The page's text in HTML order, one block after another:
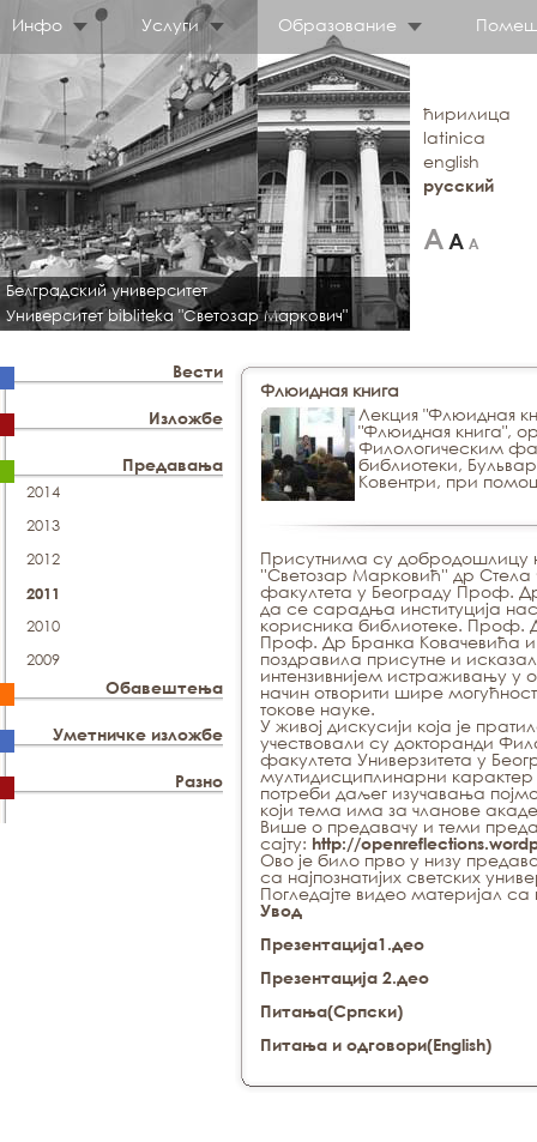
Инфо Услуги Образование
Белградский университет
Университет bibliteka "Светозар Маркович"
ћирилица
latinica
english
русский
Вести
Изложбе
Предавања
2014
2013
2012
2011
2010
2009
Обавештења
Уметничке изложбе
Разно
Флюидная книга
Лекция "Флюидная
"Флюидная книга",
Филологическим
библиотеки,
Ковентри, при
Присутнима су добродошлицу
''Светозар Марковић'' др
факултета у Београду Проф.
да се сарадња институција
корисника библиотеке. Проф.
Проф. Др Бранка Ковачевића
поздравила присутне и
интензивнијем истраживању у
начин отворити шире
токове науке.
У живој дискусији која је
учествовали су докторанди
факултета Универзитета у
мултидисциплинарни карактер
потреби даљег изучавања
који тема има за чланове
Више о предавачу и теми
сајту: http://
Ово је било прво у низу
са најпознатијих светских
Погледајте видео материјал
Увод
Презентација1.део
Презентација 2.део
Питања(Српски)
Питања и одговори(English)